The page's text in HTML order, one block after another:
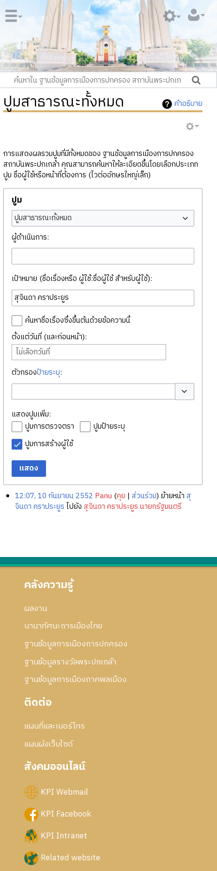
คำอธิบาย
ปูมสาธารณะทั้งหมด
การแสดงผลรวมปูมที่มีทั้งหมดของ ฐานข้อมูลการเมืองการปกครอง
สถาบันพระปกเกล้า คุณสามารถค้นหาให้ละเอียดขึ้นโดยเลือกประเภท
ปูม ชื่อผู้ใช้หรือหน้าที่ต้องการ (ไวต่ออักษรใหญ่เล็ก)
ปูม
ปูมสาธารณะทั้งหมด
ผู้ดำเนินการ:
เป้าหมาย (ชื่อเรื่องหรือ ผู้ใช้:ชื่อผู้ใช้ สำหรับผู้ใช้):
ค้นหาชื่อเรื่องซึ่งขึ้นต้นด้วยข้อความนี้
ตั้งแต่วันที่ (และก่อนหน้า):
ไม่เลือกวันที่
ตัวกรองป้ายระบุ:
สลับตัวเลือก
แสดงปูมเพิ่ม:
ปูมการตรวจตรา
ปูมป้ายระบุ
ปูมการสร้างผู้ใช้
แสดง
12:07, 10 กันยายน 2552 Panu คุย ส่วนร่วม ย้ายหน้าสุ
จินดา คราประยูร ไปยังสุจินดา คราประยูร นายกรัฐมนตรี
คลังความรู้
ผลงาน
นานาทัศนะการเมืองไทย
ฐานข้อมูลการเมืองการปกครอง
ฐานข้อมูลรางวัลพระปกเกล้า
ฐานข้อมูลการเมืองภาคพลเมือง
ติดต่อ
แผนที่และเบอร์โทร
แผนผังเว็บไซด์
สังคมออนไลน์
KPI Webmail
KPI Facebook
KPI Intranet
Related website